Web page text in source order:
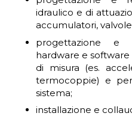
idraulico e di
accumulatori,
progettazione e
hardware e software
di misura (es.
termocoppie) e
sistema;
installazione e